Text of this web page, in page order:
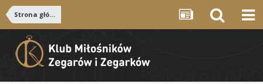
Strona główna